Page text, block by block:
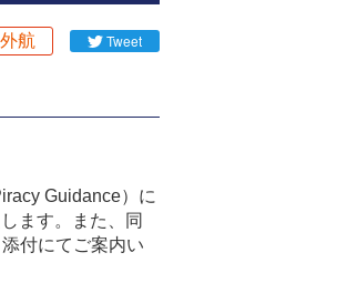
外航
Tweet
Guidance）に
ます。また、同
付にてご案内い